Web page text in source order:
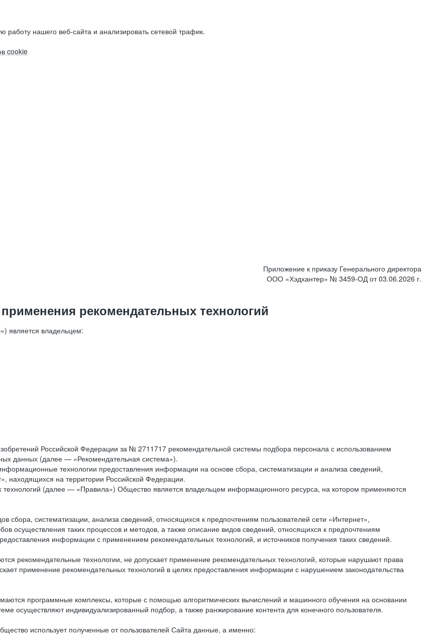
нашего веб-сайта и анализировать сетевой трафик.
cookie
Приложение к приказу Генерального директора
ООО «Хэдхантер» № 3459-ОД от 03.06.2026 г.
рекомендательных технологий
является владельцем:
Российской Федерации за № 2711717 рекомендательной системы подбора персонала с использованием
данных (далее — «Рекомендательная система»).
технологии предоставления информации на основе сбора, систематизации и анализа сведений,
находящихся на территории Российской Федерации.
(далее — «Правила») Общество является владельцем информационного ресурса, на котором применяются
сбора, систематизации, анализа сведений, относящихся к предпочтениям пользователей сети «Интернет»,
осуществления таких процессов и методов, а также описание видов сведений, относящихся к предпочтениям
информации с применением рекомендательных технологий, и источников получения таких сведений.
рекомендательные технологии, не допускает применение рекомендательных технологий, которые нарушают права
применение рекомендательных технологий в целях предоставления информации с нарушением законодательства
программные комплексы, которые с помощью алгоритмических вычислений и машинного обучения на основании
осуществляют индивидуализированный подбор, а также ранжирование контента для конечного пользователя.
использует полученные от пользователей Сайта данные, а именно: